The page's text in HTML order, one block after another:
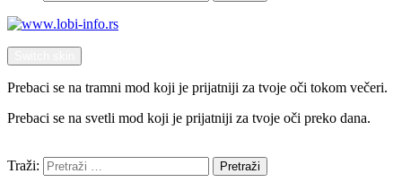
Prebaci se na tramni mod koji je prijatniji za tvoje oči tokom večeri.
Prebaci se na svetli mod koji je prijatniji za tvoje oči preko dana.
Traži:
Pretraži